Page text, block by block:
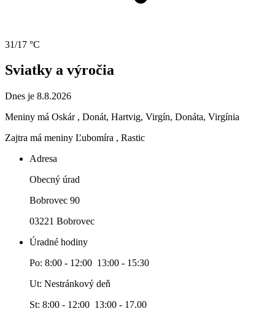
31/17 °C
Sviatky a výročia
Dnes je 8.8.2026
Meniny má Oskár , Donát, Hartvig, Virgín, Donáta, Virgínia
Zajtra má meniny Ľubomíra , Rastic
Adresa
Obecný úrad
Bobrovec 90
03221 Bobrovec
Úradné hodiny
Po: 8:00 - 12:00 13:00 - 15:30
Ut: Nestránkový deň
St: 8:00 - 12:00 13:00 - 17.00